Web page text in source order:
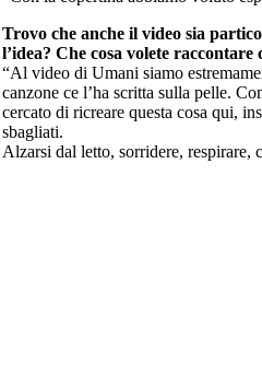
Trovo che anche il video sia
l’idea? Che cosa volete raccontare
“Al video di Umani siamo
canzone ce l’ha scritta sulla pelle.
cercato di ricreare questa cosa qui,
sbagliati.
Alzarsi dal letto, sorridere, respirare,